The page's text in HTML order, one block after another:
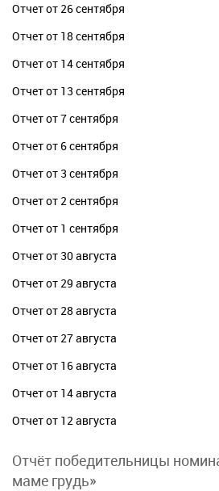
Отчет от 26 сентября
Отчет от 18 сентября
Отчет от 14 сентября
Отчет от 13 сентября
Отчет от 7 сентября
Отчет от 6 сентября
Отчет от 3 сентября
Отчет от 2 сентября
Отчет от 1 сентября
Отчет от 30 августа
Отчет от 29 августа
Отчет от 28 августа
Отчет от 27 августа
Отчет от 16 августа
Отчет от 14 августа
Отчет от 12 августа
Отчёт победительницы
маме грудь»